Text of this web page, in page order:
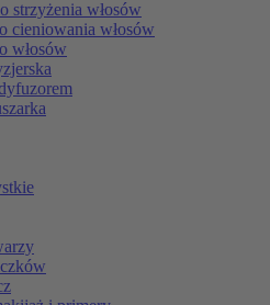
strzyżenia włosów
cieniowania włosów
włosów